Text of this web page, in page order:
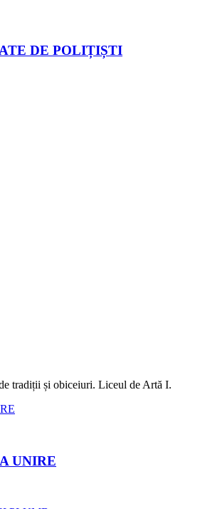
DE POLIȚIȘTI
tradiții și obiceiuri. Liceul de Artă I.
UNIRE